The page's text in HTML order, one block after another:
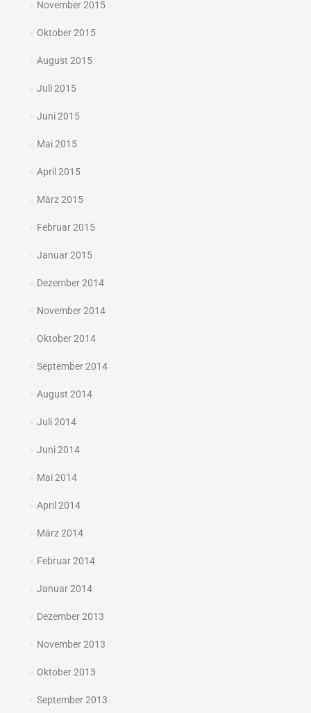
November 2015
Oktober 2015
August 2015
Juli 2015
Juni 2015
Mai 2015
April 2015
März 2015
Februar 2015
Januar 2015
Dezember 2014
November 2014
Oktober 2014
September 2014
August 2014
Juli 2014
Juni 2014
Mai 2014
April 2014
März 2014
Februar 2014
Januar 2014
Dezember 2013
November 2013
Oktober 2013
September 2013